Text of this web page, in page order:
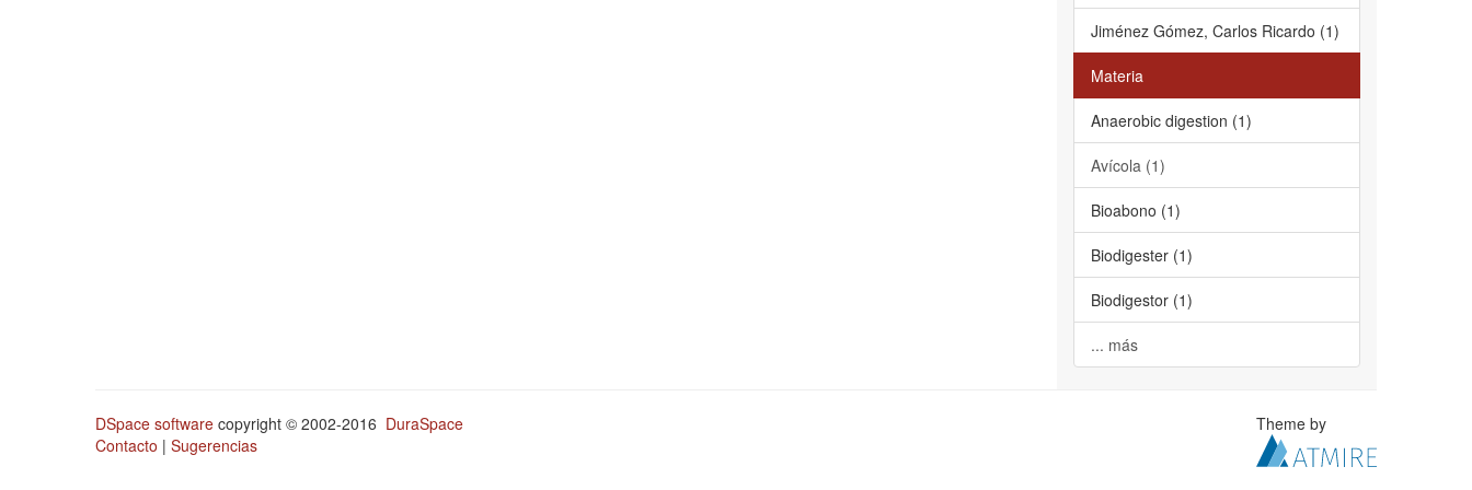
Jiménez Gómez, Carlos Ricardo (1)
Materia
Anaerobic digestion (1)
Avícola (1)
Bioabono (1)
Biodigester (1)
Biodigestor (1)
... más
DSpace software copyright © 2002-2016 DuraSpace
Contacto | Sugerencias
Theme by